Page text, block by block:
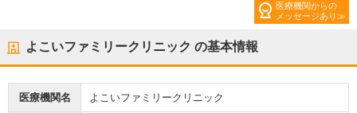
医療機関からの
メッセージあり
よこいファミリークリニック の基本情報
医療機関名 よこいファミリークリニック